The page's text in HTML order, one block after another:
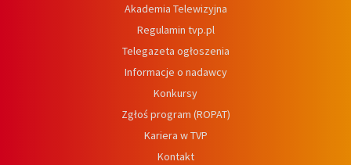
Akademia Telewizyjna
Regulamin tvp.pl
Telegazeta ogłoszenia
Informacje o nadawcy
Konkursy
Zgłoś program (ROPAT)
Kariera w TVP
Kontakt